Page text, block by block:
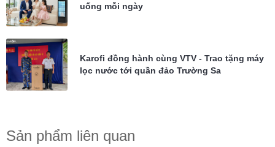
uống mỗi ngày
Karofi đồng hành cùng VTV - Trao tặng máy
lọc nước tới quần đảo Trường Sa
Sản phẩm liên quan